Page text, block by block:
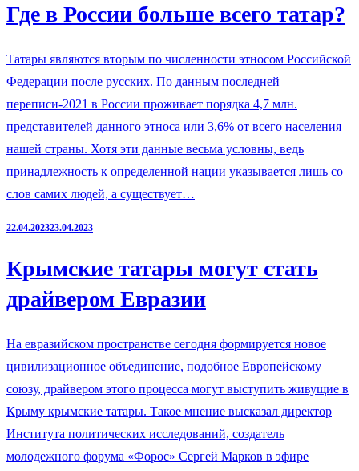
Где в России больше всего татар?
Татары являются вторым по численности этносом Российской
Федерации после русских. По данным последней
переписи-2021 в России проживает порядка 4,7 млн.
представителей данного этноса или 3,6% от всего населения
нашей страны. Хотя эти данные весьма условны, ведь
принадлежность к определенной нации указывается лишь со
слов самих людей, а существует…
22.04.202323.04.2023
Крымские татары могут стать
драйвером Евразии
На евразийском пространстве сегодня формируется новое
цивилизационное объединение, подобное Европейскому
союзу, драйвером этого процесса могут выступить живущие в
Крыму крымские татары. Такое мнение высказал директор
Института политических исследований, создатель
молодежного форума «Форос» Сергей Марков в эфире